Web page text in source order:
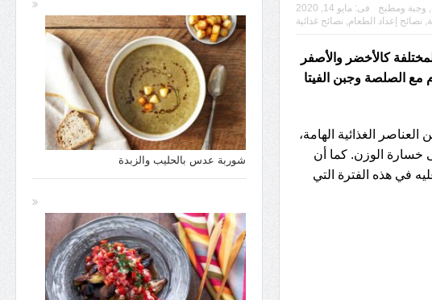
فى: مايو 14, 2020 , وجبة ومطبخ
, نصائح إعداد الطعام, نصائح غذائية
كالأخضر والأصفر
مع الصلصة وجبن الفيتا
الغذائية الهامة،
خسارة الوزن. كما أن
في هذه الفترة التي
شوربة عدس بالحليب والزبدة